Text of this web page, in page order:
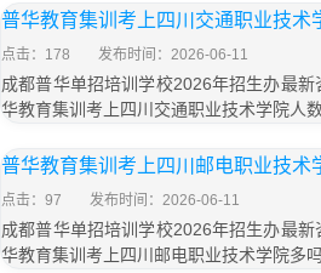
普华教育集训考上四川交通职业技术
点击：178 发布时间：2026-06-11
成都普华单招培训学校2026年招生办最
华教育集训考上四川交通职业技术学院人
普华教育集训考上四川邮电职业技术
点击：97 发布时间：2026-06-11
成都普华单招培训学校2026年招生办最
华教育集训考上四川邮电职业技术学院多